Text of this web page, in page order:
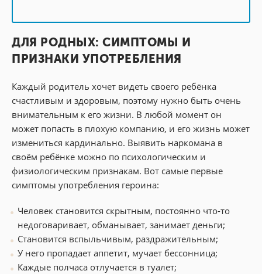
ДЛЯ РОДНЫХ: СИМПТОМЫ И
ПРИЗНАКИ УПОТРЕБЛЕНИЯ
Каждый родитель хочет видеть своего ребёнка
счастливым и здоровым, поэтому нужно быть очень
внимательным к его жизни. В любой момент он
может попасть в плохую компанию, и его жизнь может
измениться кардинально. Выявить наркомана в
своём ребёнке можно по психологическим и
физиологическим признакам. Вот самые первые
симптомы употребления героина:
Человек становится скрытным, постоянно что-то
недоговаривает, обманывает, занимает деньги;
Становится вспыльчивым, раздражительным;
У него пропадает аппетит, мучает бессонница;
Каждые полчаса отлучается в туалет;